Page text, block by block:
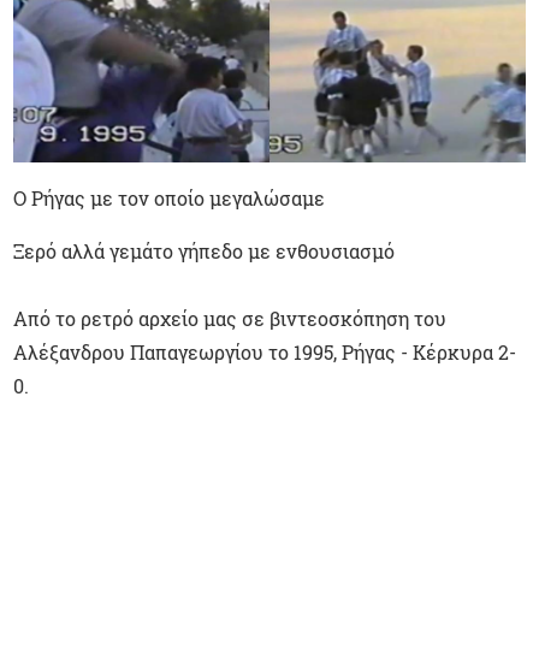
Ο Ρήγας με τον οποίο μεγαλώσαμε
Ξερό αλλά γεμάτο γήπεδο με ενθουσιασμό
Από το ρετρό αρχείο μας σε βιντεοσκόπηση του
Αλέξανδρου Παπαγεωργίου το 1995, Ρήγας - Κέρκυρα 2-
0.